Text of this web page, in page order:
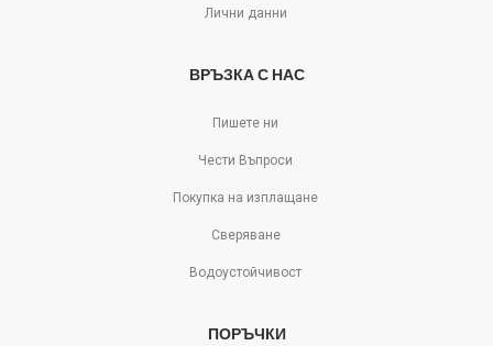
Лични данни
ВРЪЗКА С НАС
Пишете ни
Чести Въпроси
Покупка на изплащане
Сверяване
Водоустойчивост
ПОРЪЧКИ